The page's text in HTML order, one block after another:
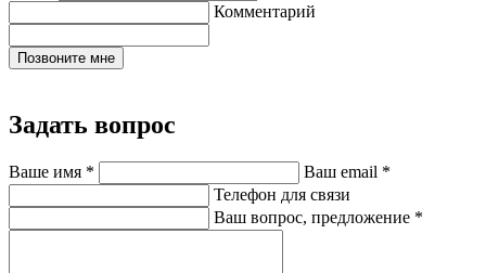
Комментарий
Позвоните мне
Задать вопрос
Ваше имя * Ваш email *
Телефон для связи
Ваш вопрос, предложение *